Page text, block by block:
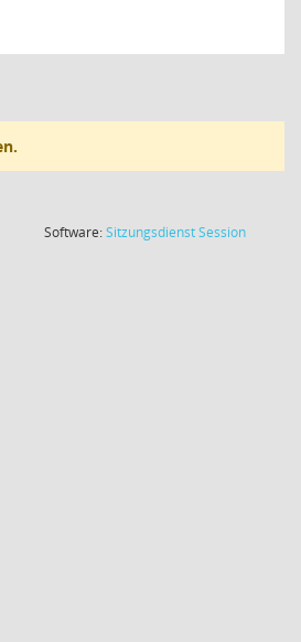
Software:SitzungsdienstSession(Wird in